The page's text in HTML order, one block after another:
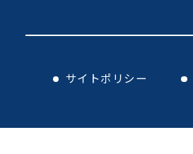
サイトポリシー